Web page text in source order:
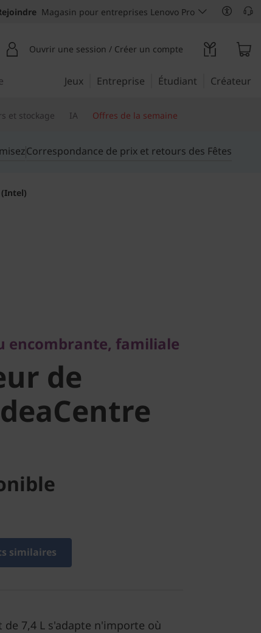
Magasin pour entreprises Lenovo Pro
Ouvrir une session / Créer un compte
Jeux Entreprise Étudiant Créateur
et stockage IA Offres de la semaine
Correspondance de prix et retours des Fêtes
de
encombrante, familiale
de
similaires
de 7,4 L s'adapte n'importe où